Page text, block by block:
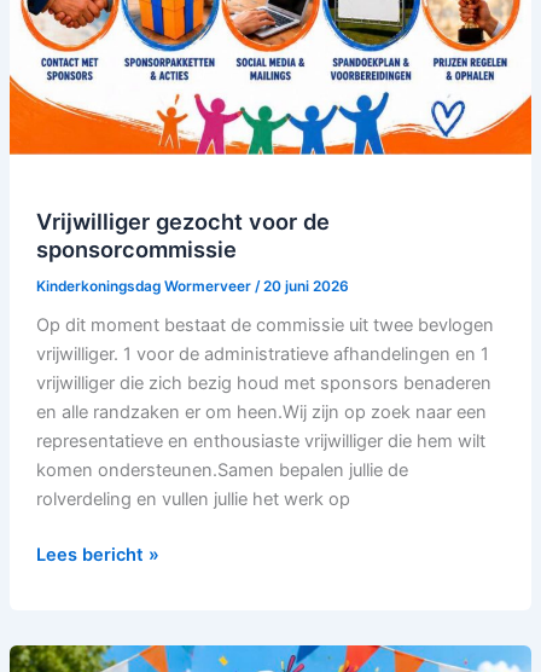
Vrijwilliger gezocht voor de
sponsorcommissie
Kinderkoningsdag Wormerveer /20 juni 2026
Op dit moment bestaat de commissie uit twee bevlogen
vrijwilliger. 1 voor de administratieve afhandelingen en 1
vrijwilliger die zich bezig houd met sponsors benaderen
en alle randzaken er om heen.Wij zijn op zoek naar een
representatieve en enthousiaste vrijwilliger die hem wilt
komen ondersteunen.Samen bepalen jullie de
rolverdeling en vullen jullie het werk op
Lees bericht »